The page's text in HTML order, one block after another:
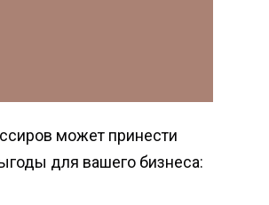
может принести
для вашего бизнеса: